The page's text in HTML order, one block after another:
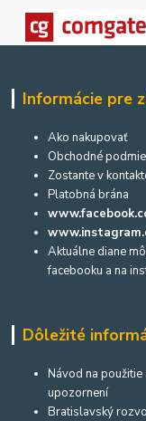
Informácie pre
Ako nakupovať
Obchodné
Zostante v
Platobná brána
Aktuálne diane
facebooku a na
Dôležité
Návod na
upozornení
Bratislavský